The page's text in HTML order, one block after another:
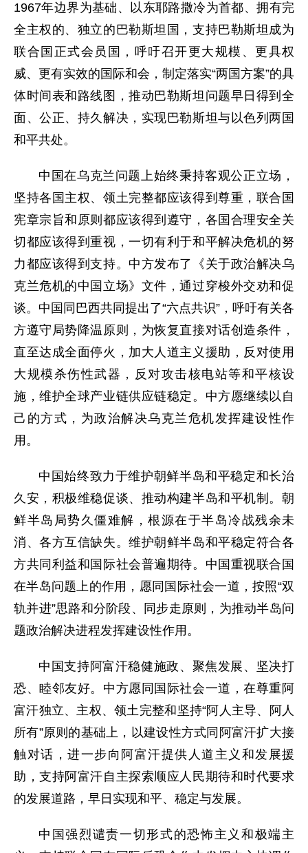
1967年边界为基础、以东耶路撒冷为首都、拥有完
全主权的、独立的巴勒斯坦国，支持巴勒斯坦成为
联合国正式会员国，呼吁召开更大规模、更具权
威、更有实效的国际和会，制定落实“两国方案”的具
体时间表和路线图，推动巴勒斯坦问题早日得到全
面、公正、持久解决，实现巴勒斯坦与以色列两国
和平共处。
中国在乌克兰问题上始终秉持客观公正立场，
坚持各国主权、领土完整都应该得到尊重，联合国
宪章宗旨和原则都应该得到遵守，各国合理安全关
切都应该得到重视，一切有利于和平解决危机的努
力都应该得到支持。中方发布了《关于政治解决乌
克兰危机的中国立场》文件，通过穿梭外交劝和促
谈。中国同巴西共同提出了“六点共识”，呼吁有关各
方遵守局势降温原则，为恢复直接对话创造条件，
直至达成全面停火，加大人道主义援助，反对使用
大规模杀伤性武器，反对攻击核电站等和平核设
施，维护全球产业链供应链稳定。中方愿继续以自
己的方式，为政治解决乌克兰危机发挥建设性作
用。
中国始终致力于维护朝鲜半岛和平稳定和长治
久安，积极维稳促谈、推动构建半岛和平机制。朝
鲜半岛局势久僵难解，根源在于半岛冷战残余未
消、各方互信缺失。维护朝鲜半岛和平稳定符合各
方共同利益和国际社会普遍期待。中国重视联合国
在半岛问题上的作用，愿同国际社会一道，按照“双
轨并进”思路和分阶段、同步走原则，为推动半岛问
题政治解决进程发挥建设性作用。
中国支持阿富汗稳健施政、聚焦发展、坚决打
恐、睦邻友好。中方愿同国际社会一道，在尊重阿
富汗独立、主权、领土完整和坚持“阿人主导、阿人
所有”原则的基础上，以建设性方式同阿富汗扩大接
触对话，进一步向阿富汗提供人道主义和发展援
助，支持阿富汗自主探索顺应人民期待和时代要求
的发展道路，早日实现和平、稳定与发展。
中国强烈谴责一切形式的恐怖主义和极端主